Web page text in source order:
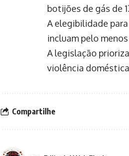
botijões de gás de
A elegibilidade
incluam pelo
A legislação
violência
Compartilhe